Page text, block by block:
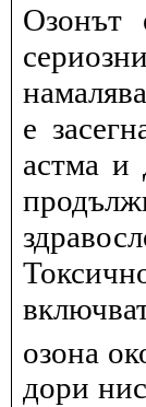
Озонът
е
астма и
озона
дори